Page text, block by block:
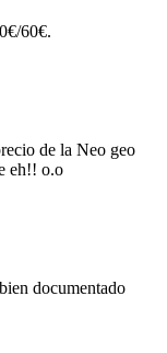
60€.
de la Neo geo
eh!! o.o
documentado